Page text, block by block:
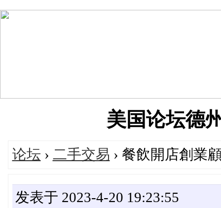
美国论坛德
论坛 › 二手交易 › 餐飲開店創業
发表于 2023-4-20 19:23:55